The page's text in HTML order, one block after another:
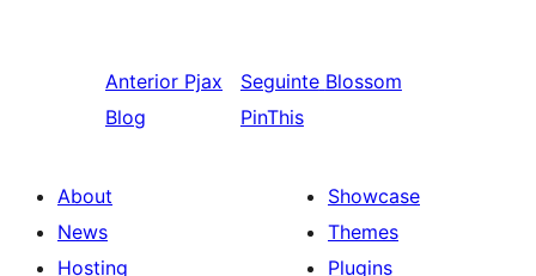
Anterior Pjax
Blog
Seguinte Blossom
PinThis
About
News
Hosting
Showcase
Themes
Plugins